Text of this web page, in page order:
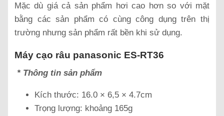
Mặc dù giá cả sản phẩm hơi cao hơn so với mặt
bằng các sản phẩm có cùng công dụng trên thị
trường nhưng sản phẩm rất bền khi sử dụng.
Máy cạo râu panasonic ES-RT36
* Thông tin sản phẩm
Kích thước: 16.0 × 6,5 × 4.7cm
Trọng lượng: khoảng 165g